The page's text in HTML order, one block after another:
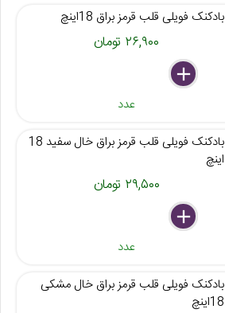
بادکنک فویلی قلب قرمز براق 18اینچ
۲۶,۹۰۰ تومان
delete
remove
add
عدد
بادکنک فویلی قلب قرمز براق خال سفید 18
اینچ
۲۹,۵۰۰ تومان
delete
remove
add
عدد
بادکنک فویلی قلب قرمز براق خال مشکی
18اینچ